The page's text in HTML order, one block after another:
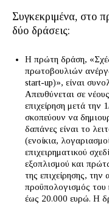
Συγκεκριμένα, στο
δύο δράσεις:
Η πρώτη δράση,
πρωτοβουλιών
start-up)», είναι
Απευθύνεται σε
επιχείρηση μετά την
σκοπεύουν να
δαπάνες είναι το
(ενοίκια,
επιχειρηματικού
εξοπλισμού και
της επιχείρησης,
προϋπολογισμός του
έως 20.000 ευρώ. Η